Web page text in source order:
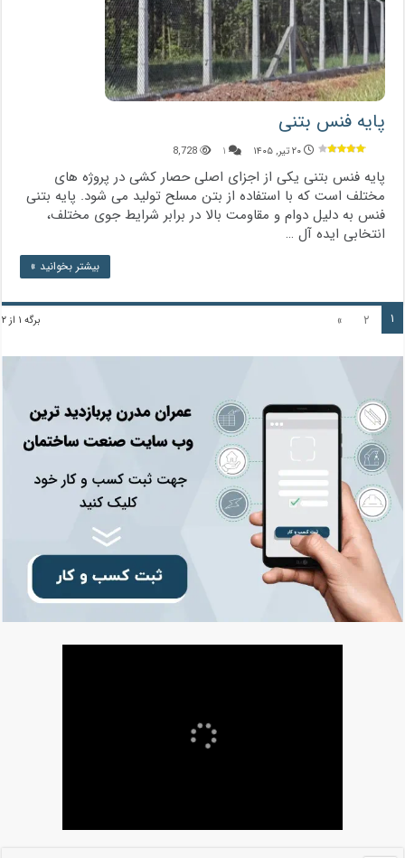
پایه فنس بتنی
۲۰ تیر, ۱۴۰۵ ۱ 8,728
پایه فنس بتنی یکی از اجزای اصلی حصار کشی در پروژه‌ های
مختلف است که با استفاده از بتن مسلح تولید می ‌شود. پایه بتنی
فنس به دلیل دوام و مقاومت بالا در برابر شرایط جوی مختلف،
انتخابی ایده‌ آل …
بیشتر بخوانید »
برگه ۱ از ۲ ۱ ۲ »